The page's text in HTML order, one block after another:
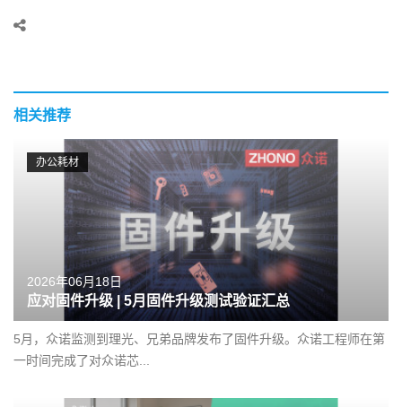
相关推荐
办公耗材
2026年06月18日
应对固件升级 | 5月固件升级测试验证汇总
5月，众诺监测到理光、兄弟品牌发布了固件升级。众诺工程师在第
一时间完成了对众诺芯...